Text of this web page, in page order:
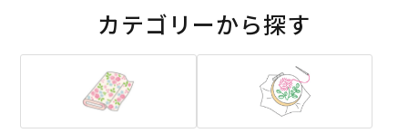
カテゴリーから探す